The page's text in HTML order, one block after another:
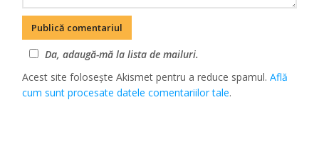
Da, adaugă-mă la lista de mailuri.
Acest site folosește Akismet pentru a reduce spamul.Află
cum sunt procesate datele comentariilor tale.